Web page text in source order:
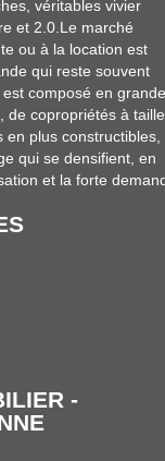
véritables vivier
et 2.0.Le marché
ou à la location est
qui reste souvent
composé en grande
de copropriétés à taille
plus constructibles,
qui se densifient, en
et la forte
-